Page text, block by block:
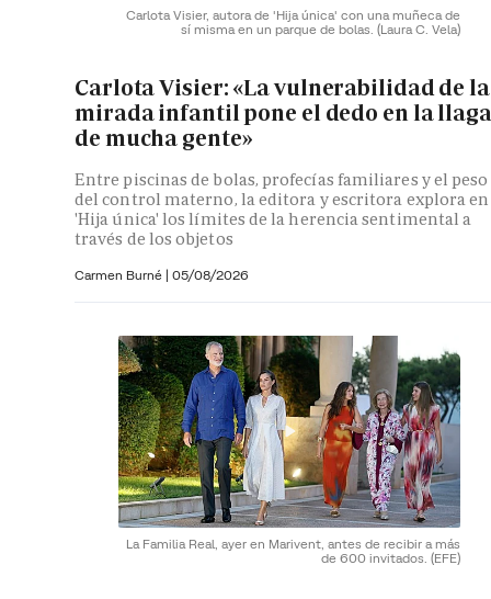
Carlota Visier, autora de 'Hija única' con una muñeca de
sí misma en un parque de bolas. (Laura C. Vela)
Carlota Visier: «La vulnerabilidad de la
mirada infantil pone el dedo en la llaga
de mucha gente»
Entre piscinas de bolas, profecías familiares y el peso
del control materno, la editora y escritora explora en
'Hija única' los límites de la herencia sentimental a
través de los objetos
Carmen Burné | 05/08/2026
La Familia Real, ayer en Marivent, antes de recibir a más
de 600 invitados. (EFE)